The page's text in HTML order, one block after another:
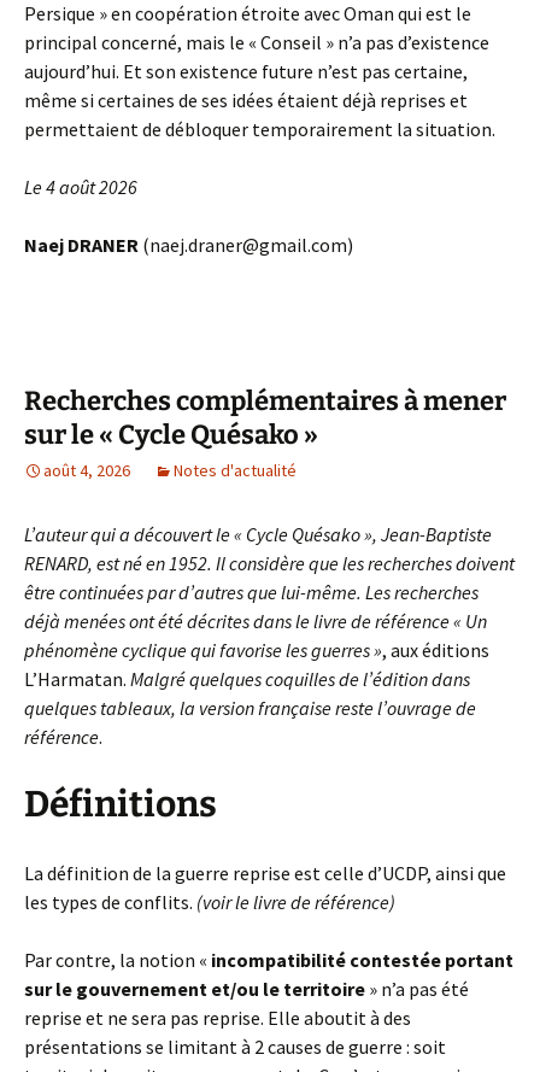
Persique » en coopération étroite avec Oman qui est le
principal concerné, mais le « Conseil » n’a pas d’existence
aujourd’hui. Et son existence future n’est pas certaine,
même si certaines de ses idées étaient déjà reprises et
permettaient de débloquer temporairement la situation.
Le 4 août 2026
Naej DRANER (naej.draner@gmail.com)
Recherches complémentaires à mener
sur le « Cycle Quésako »
août 4, 2026 Notes d'actualité
L’auteur qui a découvert le « Cycle Quésako », Jean-Baptiste
RENARD, est né en 1952. Il considère que les recherches doivent
être continuées par d’autres que lui-même. Les recherches
déjà menées ont été décrites dans le livre de référence « Un
phénomène cyclique qui favorise les guerres », aux éditions
L’Harmatan. Malgré quelques coquilles de l’édition dans
quelques tableaux, la version française reste l’ouvrage de
référence.
Définitions
La définition de la guerre reprise est celle d’UCDP, ainsi que
les types de conflits. (voir le livre de référence)
Par contre, la notion « incompatibilité contestée portant
sur le gouvernement et/ou le territoire » n’a pas été
reprise et ne sera pas reprise. Elle aboutit à des
présentations se limitant à 2 causes de guerre : soit